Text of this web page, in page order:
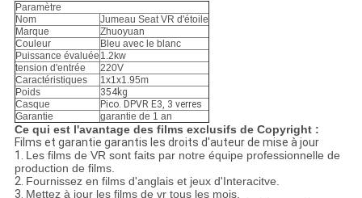
Paramètre
Nom
Jumeau Seat VR d'étoile
Marque
Zhuoyuan
Couleur
Bleu avec le blanc
Puissance évaluée 1.2kw
tension d'entrée
220V
Caractéristiques
1x1x1.95m
Poids
354kg
Casque
Pico. DPVR E3, 3 verres
Garantie
garantie de 1 an
Ce qui est l'avantage des films exclusifs de Copyright :
Films et garantie garantis les droits d'auteur de mise à jour
1. Les films de VR sont faits par notre équipe professionnelle de
production de films.
2. Fournissez en films d'anglais et jeux d'Interacitve.
3. Mettez à jour les films de vr tous les mois.